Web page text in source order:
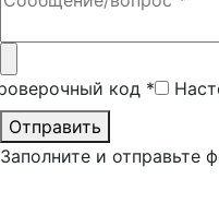
код *
Отправить
Заполните и